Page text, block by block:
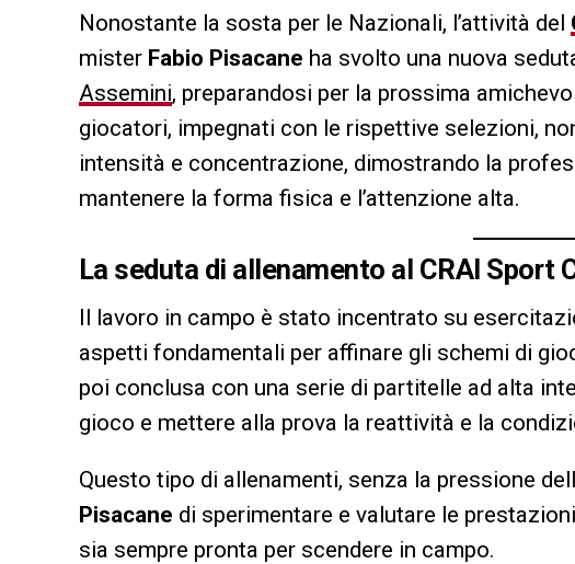
Nonostante la sosta per le Nazionali, l’attività del
mister Fabio Pisacane ha svolto una nuova
Assemini, preparandosi per la prossima
giocatori, impegnati con le rispettive selezioni,
intensità e concentrazione, dimostrando la
mantenere la forma fisica e l’attenzione alta.
La seduta di allenamento al CRAI Sport
Il lavoro in campo è stato incentrato su
aspetti fondamentali per affinare gli schemi di
poi conclusa con una serie di partitelle ad alta
gioco e mettere alla prova la reattività e la
Questo tipo di allenamenti, senza la pressione
Pisacane di sperimentare e valutare le
sia sempre pronta per scendere in campo.